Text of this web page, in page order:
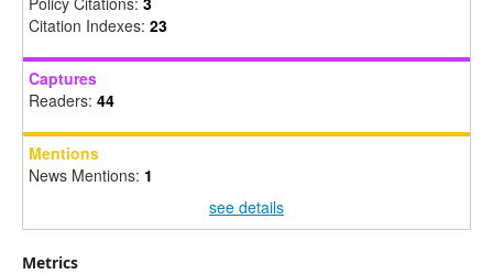
Citation Indexes: 23
Captures
Readers: 44
Mentions
News Mentions: 1
see details
Metrics